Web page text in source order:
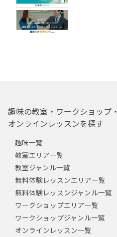
趣味の教室・ワークショップ・
オンラインレッスンを探す
趣味一覧
教室エリア一覧
教室ジャンル一覧
無料体験レッスンエリア一覧
無料体験レッスンジャンル一覧
ワークショップエリア一覧
ワークショップジャンル一覧
オンラインレッスン一覧